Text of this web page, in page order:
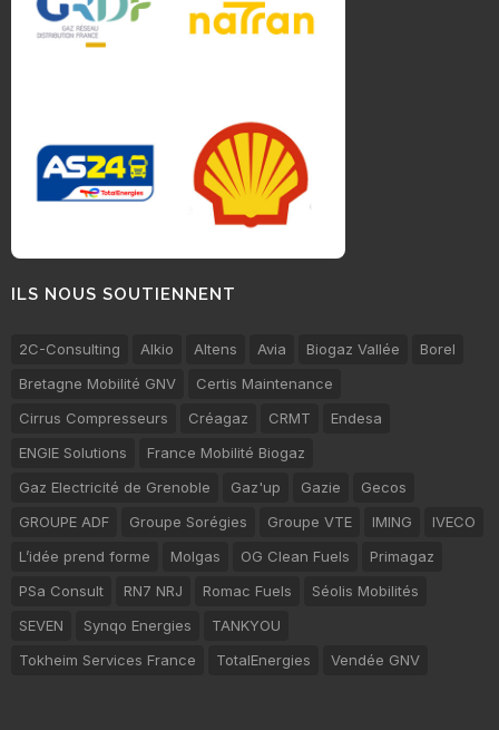
ILS NOUS SOUTIENNENT
2C-Consulting Alkio Altens Avia Biogaz Vallée
Borel
Bretagne Mobilité GNV
Certis Maintenance
Cirrus Compresseurs
Créagaz CRMT
Endesa
ENGIE Solutions
France Mobilité Biogaz
Gaz Electricité de Grenoble
Gaz'up Gazie
Gecos
GROUPE ADF
Groupe Sorégies Groupe VTE IMING
IVECO
L’idée prend forme
Molgas OG Clean Fuels
Primagaz
PSa Consult
RN7 NRJ Romac Fuels
Séolis Mobilités
SEVEN
Synqo Energies
TANKYOU
Tokheim Services France
TotalEnergies Vendée GNV